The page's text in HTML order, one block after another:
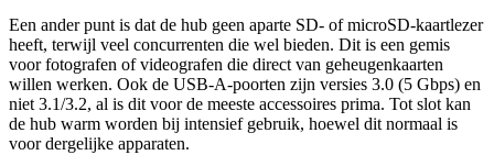
Een ander punt is dat de hub geen aparte SD- of microSD-kaartlezer
heeft, terwijl veel concurrenten die wel bieden. Dit is een gemis
voor fotografen of videografen die direct van geheugenkaarten
willen werken. Ook de USB-A-poorten zijn versies 3.0 (5 Gbps) en
niet 3.1/3.2, al is dit voor de meeste accessoires prima. Tot slot kan
de hub warm worden bij intensief gebruik, hoewel dit normaal is
voor dergelijke apparaten.